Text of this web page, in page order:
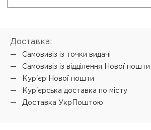
Доставка:
Самовивіз iз точки видачі
Самовивіз iз відділення Нової пошти
Кур'єр Нової пошти
Кур'єрська доставка по місту
Доставка УкрПоштою